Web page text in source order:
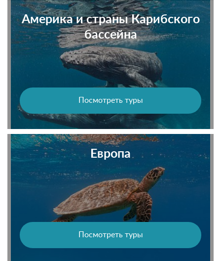
Америка и страны Карибского
бассейна
Посмотреть туры
Европа
Посмотреть туры